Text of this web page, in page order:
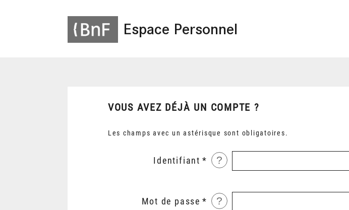
Espace Personnel
VOUS AVEZ DÉJÀ UN COMPTE ?
Les champs avec un astérisque sont obligatoires.
Identifiant ?
Mot de passe ?